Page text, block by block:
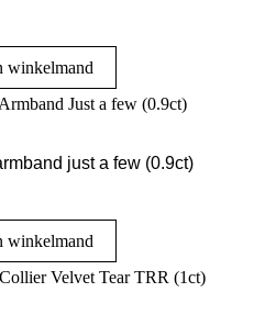
winkelmand
just a few (0.9ct)
winkelmand